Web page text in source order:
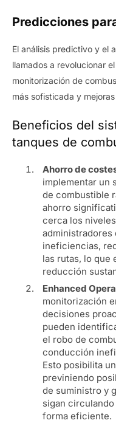
Predicciones
El análisis predictivo y el
llamados a revolucionar
monitorización de
más sofisticada y
Beneficios del
tanques de
Ahorro de
implementar un
de combustible
ahorro
cerca los
ineficiencias,
las rutas, lo que
reducción
Enhanced
monitorización
decisiones
pueden
el robo de
conducción
Esto posibilita
previniendo
de suministro y
sigan
forma eficiente.